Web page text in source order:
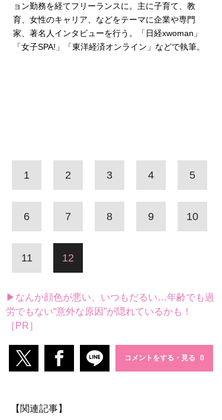
ョン勤務を経てフリーランスに。主に子育て、教
育、女性のキャリア、などをテーマに企業や専門
家、著名人インタビューを行う。「日経xwoman」
「女子SPA!」「東洋経済オンライン」などで執筆。
1 2 3 4 5
6 7 8 9 10
11 12
▶なんか顔色が悪い、いつもだるい…年齢でも過
労でもない“意外な原因”が隠れているかも！
［PR］
コメントをする・見る
【関連記事】